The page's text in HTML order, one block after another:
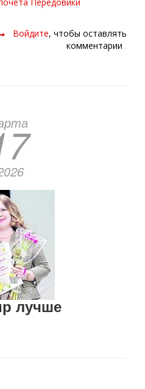
Войдите, чтобы оставлять
комментарии
лучше